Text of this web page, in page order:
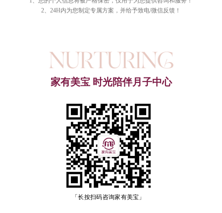
2、24H内为您制定专属方案，并给予致电/微信反馈！
家有美宝 时光陪伴月子中心
「长按扫码咨询家有美宝」